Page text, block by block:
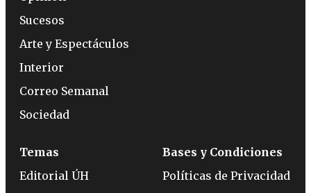
Sucesos
Arte y Espectáculos
Interior
Correo Semanal
Sociedad
Temas
Editorial ÚH
Bases y Condiciones
Políticas de Privacidad